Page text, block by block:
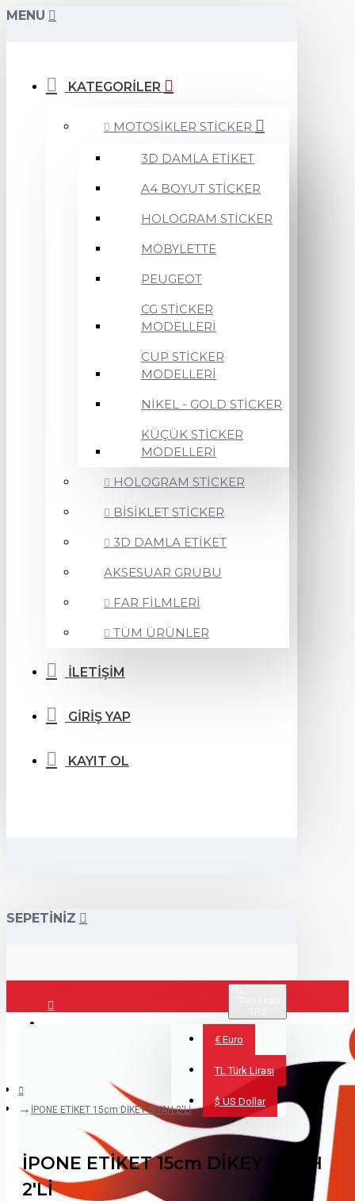
MENU
KATEGORİLER
MOTOSİKLER STİCKER
3D DAMLA ETİKET
A4 BOYUT STİCKER
HOLOGRAM STİCKER
MOBYLETTE
PEUGEOT
CG STİCKER
MODELLERİ
CUP STİCKER
MODELLERİ
NİKEL - GOLD STİCKER
KÜÇÜK STİCKER
MODELLERİ
HOLOGRAM STİCKER
BİSİKLET STİCKER
3D DAMLA ETİKET
AKSESUAR GRUBU
FAR FİLMLERİ
TÜM ÜRÜNLER
İLETİŞİM
GİRİŞ YAP
KAYIT OL
SEPETİNİZ
€ Euro
TL Türk Lirası
$ US Dollar
İPONE ETİKET 15cm DİKEY SİYAH 2'Lİ
İPONE ETİKET 15cm DİKEY SİYAH
2'Lİ